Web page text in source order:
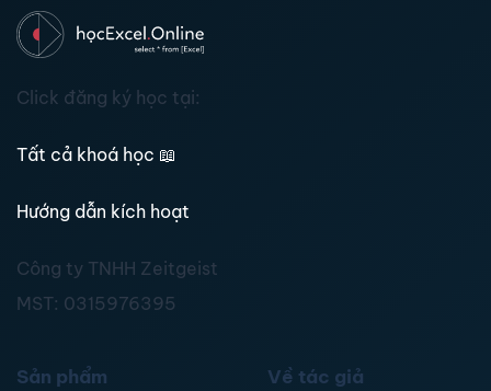
Click đăng ký học tại:
Tất cả khoá học 📖
Hướng dẫn kích hoạt
Công ty TNHH Zeitgeist
MST: 0315976395
Sản phẩm Về tác giả